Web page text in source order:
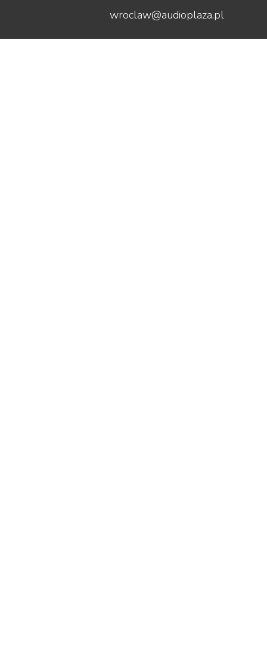
wroclaw@audioplaza.pl